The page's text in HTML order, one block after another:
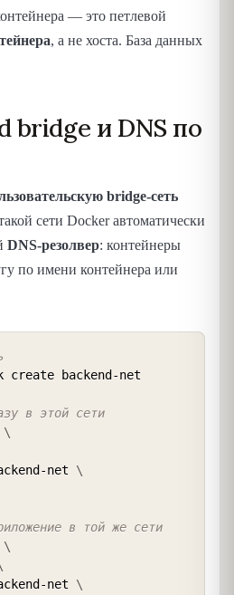
— это петлевой
, а не хоста. База данных
bridge и DNS по
bridge-сеть
сети Docker автоматически
DNS-резолвер: контейнеры
по имени контейнера или
create backend-net
в этой сети
\
net \
в той же сети
\
net \